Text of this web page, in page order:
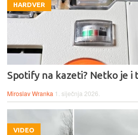
HARDVER
Spotify na kazeti? Netko je i
Miroslav Wranka 1. siječnja 2026.
VIDEO